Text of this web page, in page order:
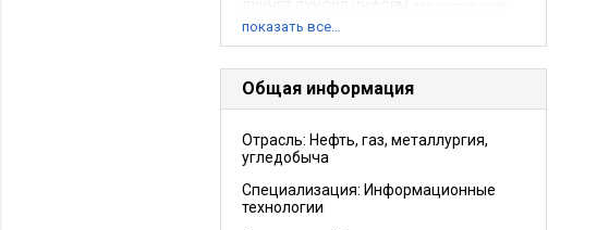
все виды современных
показать все…
Общая информация
Отрасль: Нефть, газ, металлургия,
угледобыча
Специализация: Информационные
технологии